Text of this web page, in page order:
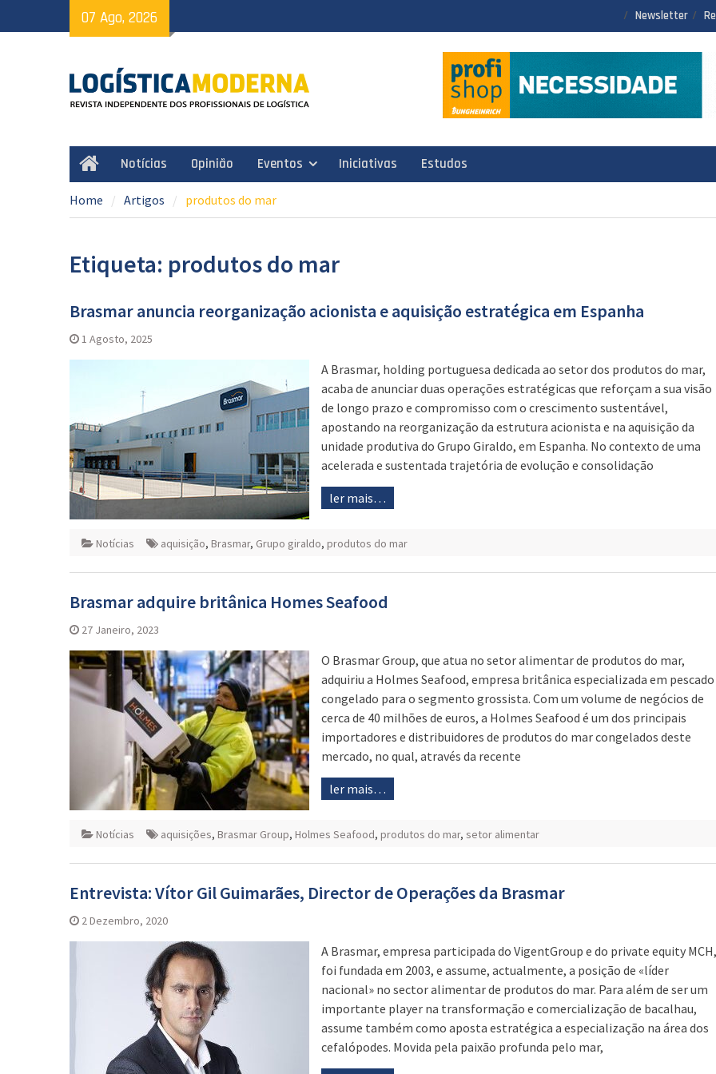
to
07 Ago, 2026 Newsletter
HomeNotícias Opinião Eventos Iniciativas Estudos
Home Artigos produtos do mar
Etiqueta: produtos do mar
Brasmar anuncia reorganização acionista e aquisição estratégica em Espanha
1 Agosto, 2025
A Brasmar, holding portuguesa dedicada ao setor dos produtos do mar,
acaba de anunciar duas operações estratégicas que reforçam a sua visão
de longo prazo e compromisso com o crescimento sustentável,
apostando na reorganização da estrutura acionista e na aquisição da
unidade produtiva do Grupo Giraldo, em Espanha. No contexto de uma
acelerada e sustentada trajetória de evolução e consolidação
ler mais…
Notícias aquisição, Brasmar, Grupo giraldo, produtos do mar
Brasmar adquire britânica Homes Seafood
27 Janeiro, 2023
O Brasmar Group, que atua no setor alimentar de produtos do mar,
adquiriu a Holmes Seafood, empresa britânica especializada em pescado
congelado para o segmento grossista. Com um volume de negócios de
cerca de 40 milhões de euros, a Holmes Seafood é um dos principais
importadores e distribuidores de produtos do mar congelados deste
mercado, no qual, através da recente
ler mais…
Notícias aquisições, Brasmar Group, Holmes Seafood, produtos do mar, setor alimentar
Entrevista: Vítor Gil Guimarães, Director de Operações da Brasmar
2 Dezembro, 2020
A Brasmar, empresa participada do VigentGroup e do private equity MCH,
foi fundada em 2003, e assume, actualmente, a posição de «líder
nacional» no sector alimentar de produtos do mar. Para além de ser um
importante player na transformação e comercialização de bacalhau,
assume também como aposta estratégica a especialização na área dos
cefalópodes. Movida pela paixão profunda pelo mar,